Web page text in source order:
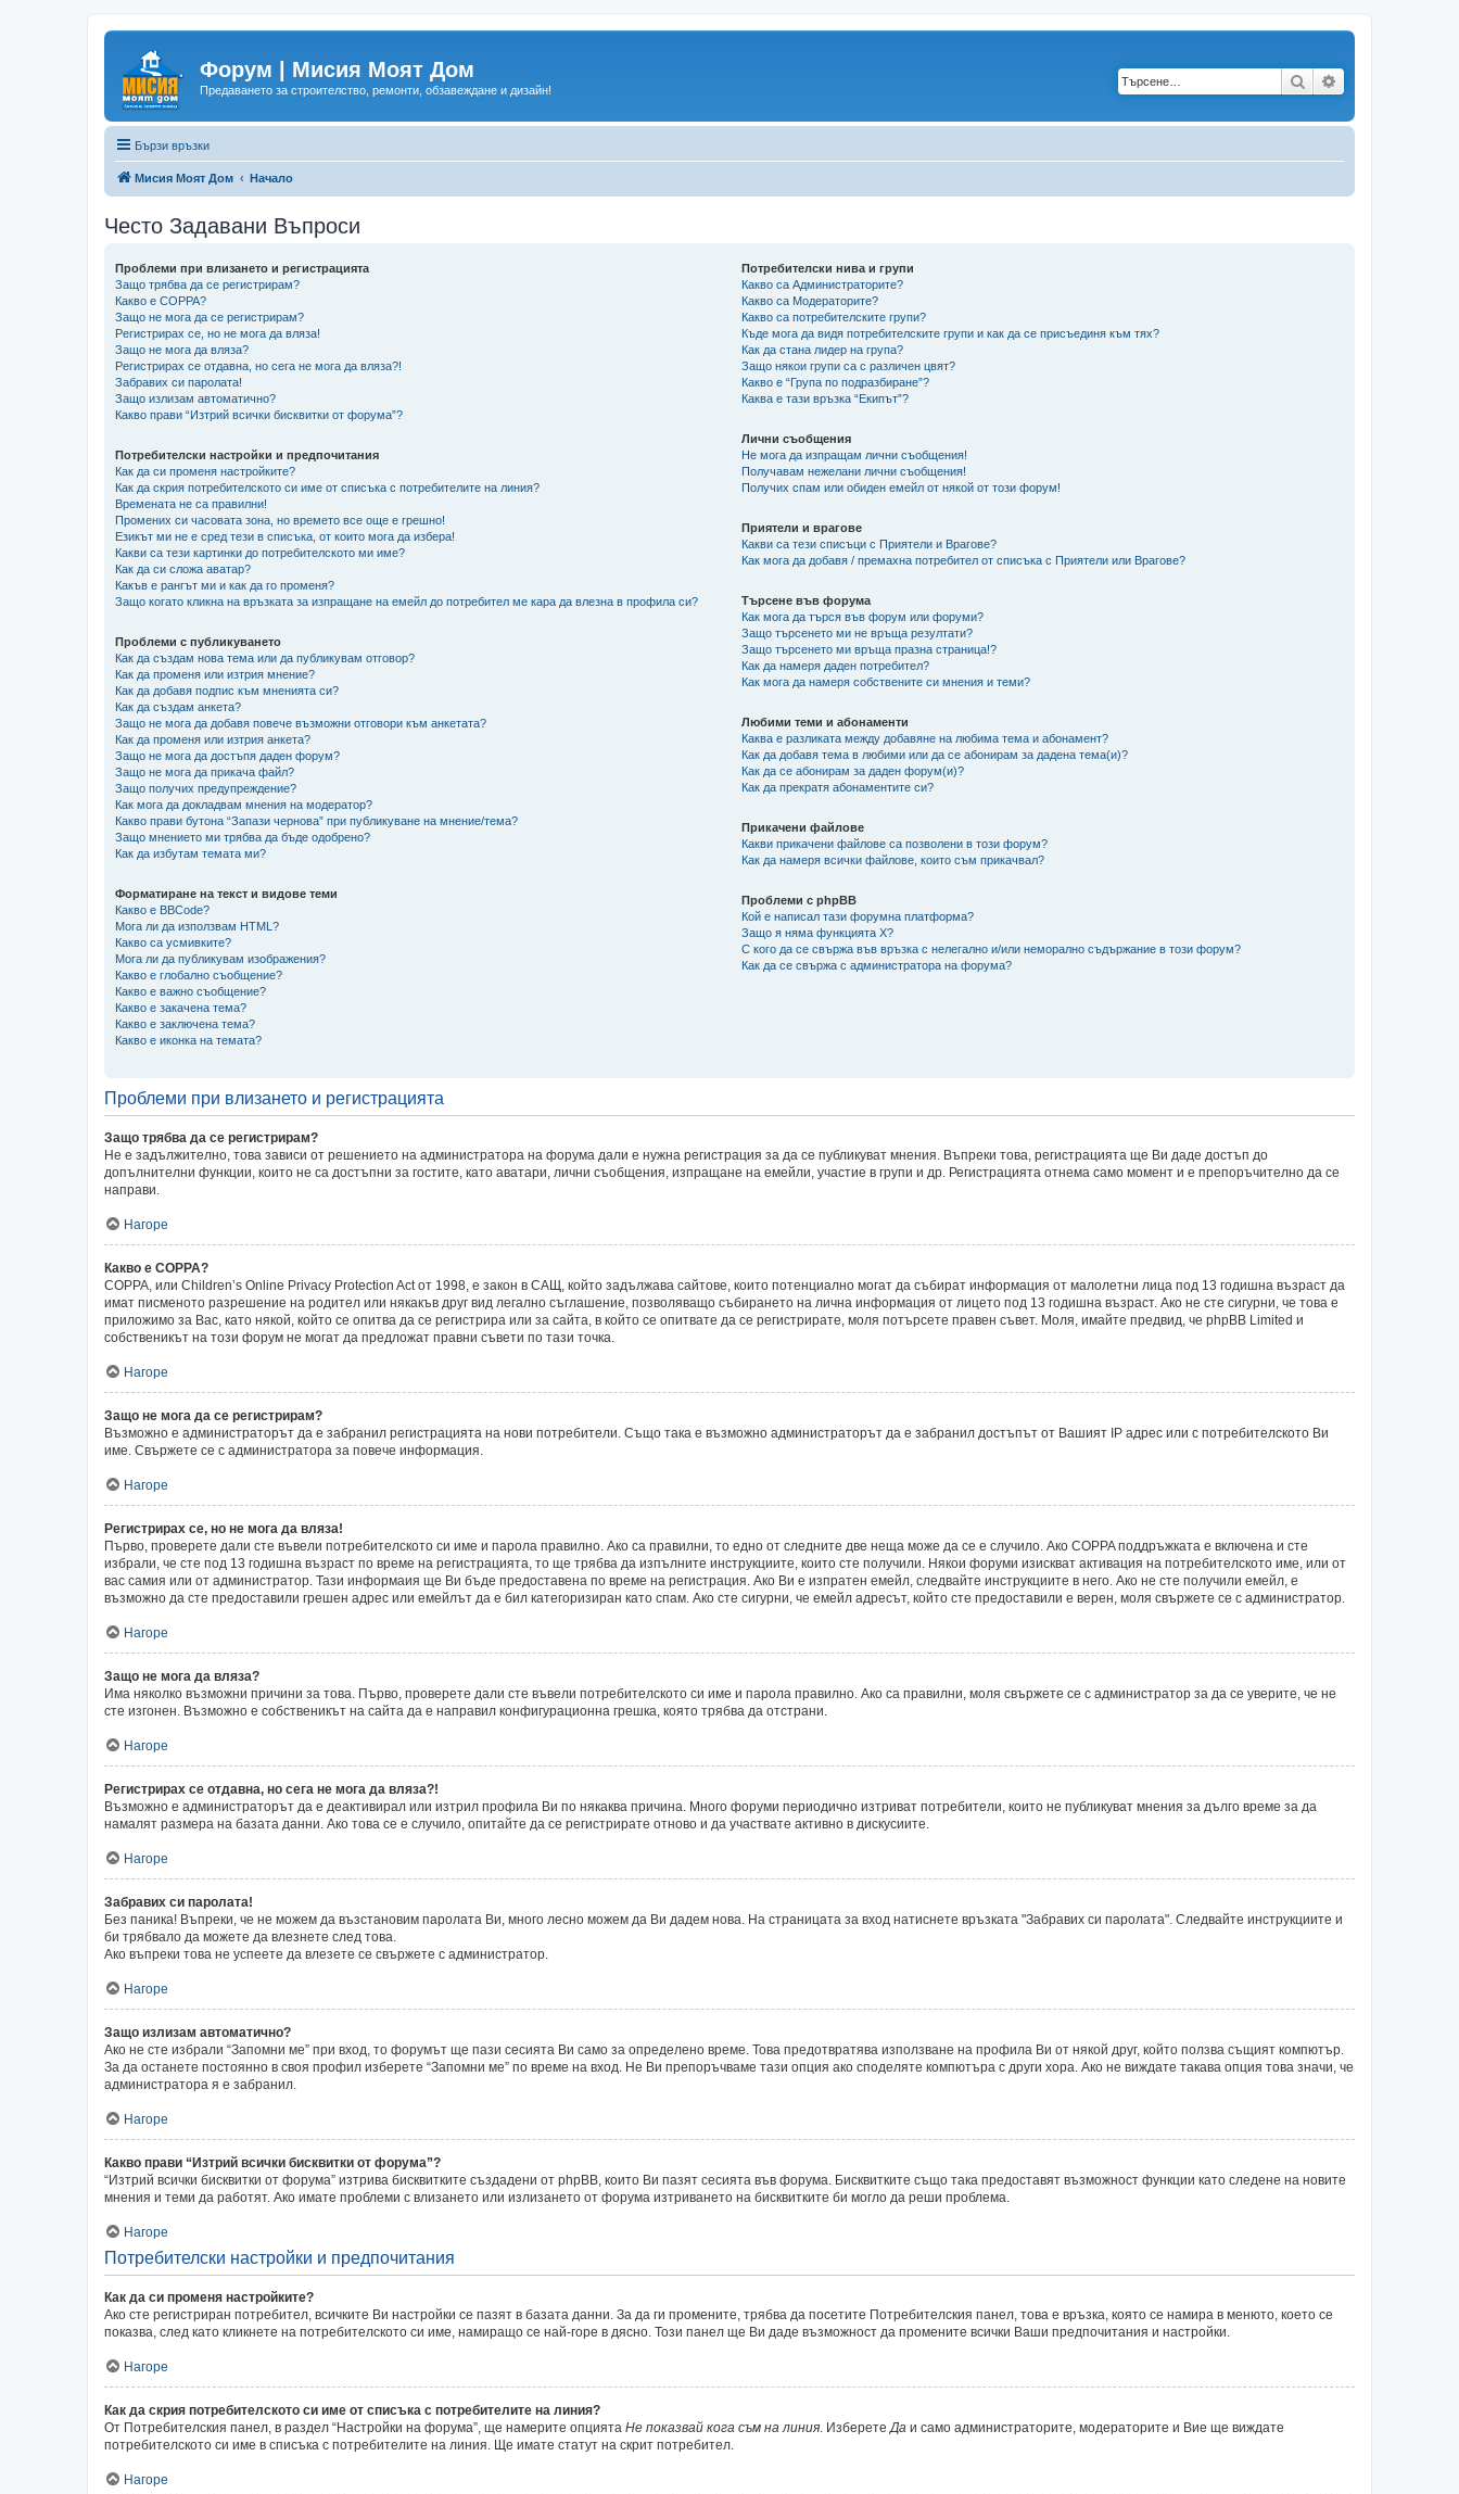
Форум | Мисия Моят Дом
Предаването за строителство, ремонти, обзавеждане и дизайн! Търсене
Бързи връзки
Мисия Моят Дом Начало
Често Задавани Въпроси
Проблеми при влизането и регистрацията
Защо трябва да се регистрирам?
Какво е COPPA?
Защо не мога да се регистрирам?
Регистрирах се, но не мога да вляза!
Защо не мога да вляза?
Регистрирах се отдавна, но сега не мога да вляза?!
Забравих си паролата!
Защо излизам автоматично?
Какво прави “Изтрий всички бисквитки от форума”?
Потребителски настройки и предпочитания
Как да си променя настройките?
Как да скрия потребителското си име от списъка с потребителите на линия?
Времената не са правилни!
Промених си часовата зона, но времето все още е грешно!
Езикът ми не е сред тези в списъка, от които мога да избера!
Какви са тези картинки до потребителското ми име?
Как да си сложа аватар?
Какъв е рангът ми и как да го променя?
Защо когато кликна на връзката за изпращане на емейл до потребител ме кара да влезна в профила си?
Проблеми с публикуването
Как да създам нова тема или да публикувам отговор?
Как да променя или изтрия мнение?
Как да добавя подпис към мненията си?
Как да създам анкета?
Защо не мога да добавя повече възможни отговори към анкетата?
Как да променя или изтрия анкета?
Защо не мога да достъпя даден форум?
Защо не мога да прикача файл?
Защо получих предупреждение?
Как мога да докладвам мнения на модератор?
Какво прави бутона “Запази чернова” при публикуване на мнение/тема?
Защо мнението ми трябва да бъде одобрено?
Как да избутам темата ми?
Форматиране на текст и видове теми
Какво е BBCode?
Мога ли да използвам HTML?
Какво са усмивките?
Мога ли да публикувам изображения?
Какво е глобално съобщение?
Какво е важно съобщение?
Какво е закачена тема?
Какво е заключена тема?
Какво е иконка на темата?
Потребителски нива и групи
Какво са Администраторите?
Какво са Модераторите?
Какво са потребителските групи?
Къде мога да видя потребителските групи и как да се присъединя към тях?
Как да стана лидер на група?
Защо някои групи са с различен цвят?
Какво е “Група по подразбиране”?
Каква е тази връзка “Екипът”?
Лични съобщения
Не мога да изпращам лични съобщения!
Получавам нежелани лични съобщения!
Получих спам или обиден емейл от някой от този форум!
Приятели и врагове
Какви са тези списъци с Приятели и Врагове?
Как мога да добавя / премахна потребител от списъка с Приятели или Врагове?
Търсене във форума
Как мога да търся във форум или форуми?
Защо търсенето ми не връща резултати?
Защо търсенето ми връща празна страница!?
Как да намеря даден потребител?
Как мога да намеря собствените си мнения и теми?
Любими теми и абонаменти
Каква е разликата между добавяне на любима тема и абонамент?
Как да добавя тема в любими или да се абонирам за дадена тема(и)?
Как да се абонирам за даден форум(и)?
Как да прекратя абонаментите си?
Прикачени файлове
Какви прикачени файлове са позволени в този форум?
Как да намеря всички файлове, които съм прикачвал?
Проблеми с phpBB
Кой е написал тази форумна платформа?
Защо я няма функцията X?
С кого да се свържа във връзка с нелегално и/или неморално съдържание в този форум?
Как да се свържа с администратора на форума?
Проблеми при влизането и регистрацията
Защо трябва да се регистрирам?
Не е задължително, това зависи от решението на администратора на форума дали е нужна регистрация за да се публикуват мнения. Въпреки това, регистрацията ще Ви даде достъп до
допълнителни функции, които не са достъпни за гостите, като аватари, лични съобщения, изпращане на емейли, участие в групи и др. Регистрацията отнема само момент и е препоръчително да се
направи.
Нагоре
Какво е COPPA?
COPPA, или Children’s Online Privacy Protection Act от 1998, е закон в САЩ, който задължава сайтове, които потенциално могат да събират информация от малолетни лица под 13 годишна възраст да
имат писменото разрешение на родител или някакъв друг вид легално съглашение, позволяващо събирането на лична информация от лицето под 13 годишна възраст. Ако не сте сигурни, че това е
приложимо за Вас, като някой, който се опитва да се регистрира или за сайта, в който се опитвате да се регистрирате, моля потърсете правен съвет. Моля, имайте предвид, че phpBB Limited и
собственикът на този форум не могат да предложат правни съвети по тази точка.
Нагоре
Защо не мога да се регистрирам?
Възможно е администраторът да е забранил регистрацията на нови потребители. Също така е възможно администраторът да е забранил достъпът от Вашият IP адрес или с потребителското Ви
име. Свържете се с администратора за повече информация.
Нагоре
Регистрирах се, но не мога да вляза!
Първо, проверете дали сте въвели потребителското си име и парола правилно. Ако са правилни, то едно от следните две неща може да се е случило. Ако COPPA поддръжката е включена и сте
избрали, че сте под 13 годишна възраст по време на регистрацията, то ще трябва да изпълните инструкциите, които сте получили. Някои форуми изискват активация на потребителското име, или от
вас самия или от администратор. Тази информаия ще Ви бъде предоставена по време на регистрация. Ако Ви е изпратен емейл, следвайте инструкциите в него. Ако не сте получили емейл, е
възможно да сте предоставили грешен адрес или емейлът да е бил категоризиран като спам. Ако сте сигурни, че емейл адресът, който сте предоставили е верен, моля свържете се с администратор.
Нагоре
Защо не мога да вляза?
Има няколко възможни причини за това. Първо, проверете дали сте въвели потребителското си име и парола правилно. Ако са правилни, моля свържете се с администратор за да се уверите, че не
сте изгонен. Възможно е собственикът на сайта да е направил конфигурационна грешка, която трябва да отстрани.
Нагоре
Регистрирах се отдавна, но сега не мога да вляза?!
Възможно е администраторът да е деактивирал или изтрил профила Ви по някаква причина. Много форуми периодично изтриват потребители, които не публикуват мнения за дълго време за да
намалят размера на базата данни. Ако това се е случило, опитайте да се регистрирате отново и да участвате активно в дискусиите.
Нагоре
Забравих си паролата!
Без паника! Въпреки, че не можем да възстановим паролата Ви, много лесно можем да Ви дадем нова. На страницата за вход натиснете връзката "Забравих си паролата". Следвайте инструкциите и
би трябвало да можете да влезнете след това.
Ако въпреки това не успеете да влезете се свържете с администратор.
Нагоре
Защо излизам автоматично?
Ако не сте избрали “Запомни ме” при вход, то форумът ще пази сесията Ви само за определено време. Това предотвратява използване на профила Ви от някой друг, който ползва същият компютър.
За да останете постоянно в своя профил изберете “Запомни ме” по време на вход. Не Ви препоръчваме тази опция ако споделяте компютъра с други хора. Ако не виждате такава опция това значи, че
администратора я е забранил.
Нагоре
Какво прави “Изтрий всички бисквитки от форума”?
“Изтрий всички бисквитки от форума” изтрива бисквитките създадени от phpBB, които Ви пазят сесията във форума. Бисквитките също така предоставят възможност функции като следене на новите
мнения и теми да работят. Ако имате проблеми с влизането или излизането от форума изтриването на бисквитките би могло да реши проблема.
Нагоре
Потребителски настройки и предпочитания
Как да си променя настройките?
Ако сте регистриран потребител, всичките Ви настройки се пазят в базата данни. За да ги промените, трябва да посетите Потребителския панел, това е връзка, която се намира в менюто, което се
показва, след като кликнете на потребителското си име, намиращо се най-горе в дясно. Този панел ще Ви даде възможност да промените всички Ваши предпочитания и настройки.
Нагоре
Как да скрия потребителското си име от списъка с потребителите на линия?
От Потребителския панел, в раздел “Настройки на форума”, ще намерите опцията Не показвай кога съм на линия . Изберете Да и само администраторите, модераторите и Вие ще виждате
потребителското си име в списъка с потребителите на линия. Ще имате статут на скрит потребител.
Нагоре